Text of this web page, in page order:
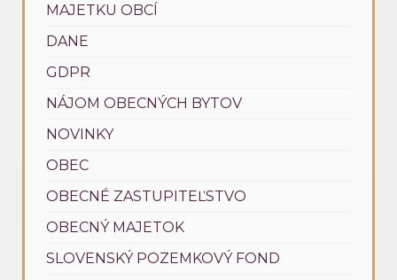
MAJETKU OBCÍ
DANE
GDPR
NÁJOM OBECNÝCH BYTOV
NOVINKY
OBEC
OBECNÉ ZASTUPITEĽSTVO
OBECNÝ MAJETOK
SLOVENSKÝ POZEMKOVÝ FOND